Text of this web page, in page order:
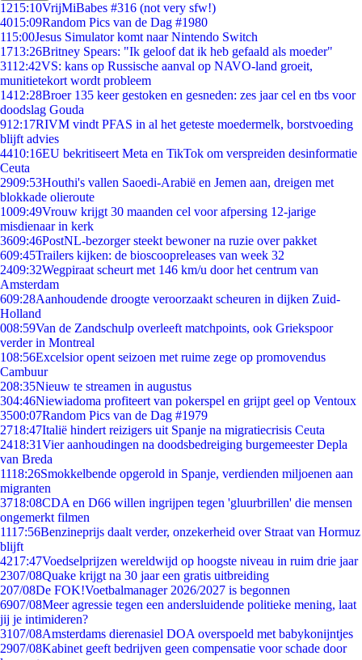
1215:10VrijMiBabes #316 (not very sfw!)
4015:09Random Pics van de Dag #1980
115:00Jesus Simulator komt naar Nintendo Switch
1713:26Britney Spears: "Ik geloof dat ik heb gefaald als moeder"
3112:42VS: kans op Russische aanval op NAVO-land groeit,
munitietekort wordt probleem
1412:28Broer 135 keer gestoken en gesneden: zes jaar cel en tbs voor
doodslag Gouda
912:17RIVM vindt PFAS in al het geteste moedermelk, borstvoeding
blijft advies
4410:16EU bekritiseert Meta en TikTok om verspreiden desinformatie
Ceuta
2909:53Houthi's vallen Saoedi-Arabië en Jemen aan, dreigen met
blokkade olieroute
1009:49Vrouw krijgt 30 maanden cel voor afpersing 12-jarige
misdienaar in kerk
3609:46PostNL-bezorger steekt bewoner na ruzie over pakket
609:45Trailers kijken: de bioscoopreleases van week 32
2409:32Wegpiraat scheurt met 146 km/u door het centrum van
Amsterdam
609:28Aanhoudende droogte veroorzaakt scheuren in dijken Zuid-
Holland
008:59Van de Zandschulp overleeft matchpoints, ook Griekspoor
verder in Montreal
108:56Excelsior opent seizoen met ruime zege op promovendus
Cambuur
208:35Nieuw te streamen in augustus
304:46Niewiadoma profiteert van pokerspel en grijpt geel op Ventoux
3500:07Random Pics van de Dag #1979
2718:47Italië hindert reizigers uit Spanje na migratiecrisis Ceuta
2418:31Vier aanhoudingen na doodsbedreiging burgemeester Depla
van Breda
1118:26Smokkelbende opgerold in Spanje, verdienden miljoenen aan
migranten
3718:08CDA en D66 willen ingrijpen tegen 'gluurbrillen' die mensen
ongemerkt filmen
1117:56Benzineprijs daalt verder, onzekerheid over Straat van Hormuz
blijft
4217:47Voedselprijzen wereldwijd op hoogste niveau in ruim drie jaar
2307/08Quake krijgt na 30 jaar een gratis uitbreiding
207/08De FOK!Voetbalmanager 2026/2027 is begonnen
6907/08Meer agressie tegen een andersluidende politieke mening, laat
jij je intimideren?
3107/08Amsterdams dierenasiel DOA overspoeld met babykonijntjes
2907/08Kabinet geeft bedrijven geen compensatie voor schade door